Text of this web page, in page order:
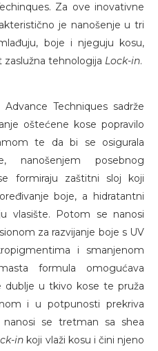
Za ove inovativne
je nanošenje u tri
boje i njeguju kosu,
tehnologija Lock-in.
Techniques sadrže
oštećene kose popravilo
te da bi se osigurala
nanošenjem posebnog
formiraju zaštitni sloj koji
boje, a hidratantni
vlasište. Potom se nanosi
za razvijanje boje s UV
i smanjenom
formula omogućava
dublje u tkivo kose te pruža
i u potpunosti prekriva
nanosi se tretman sa shea
in koji vlaži kosu i čini njeno